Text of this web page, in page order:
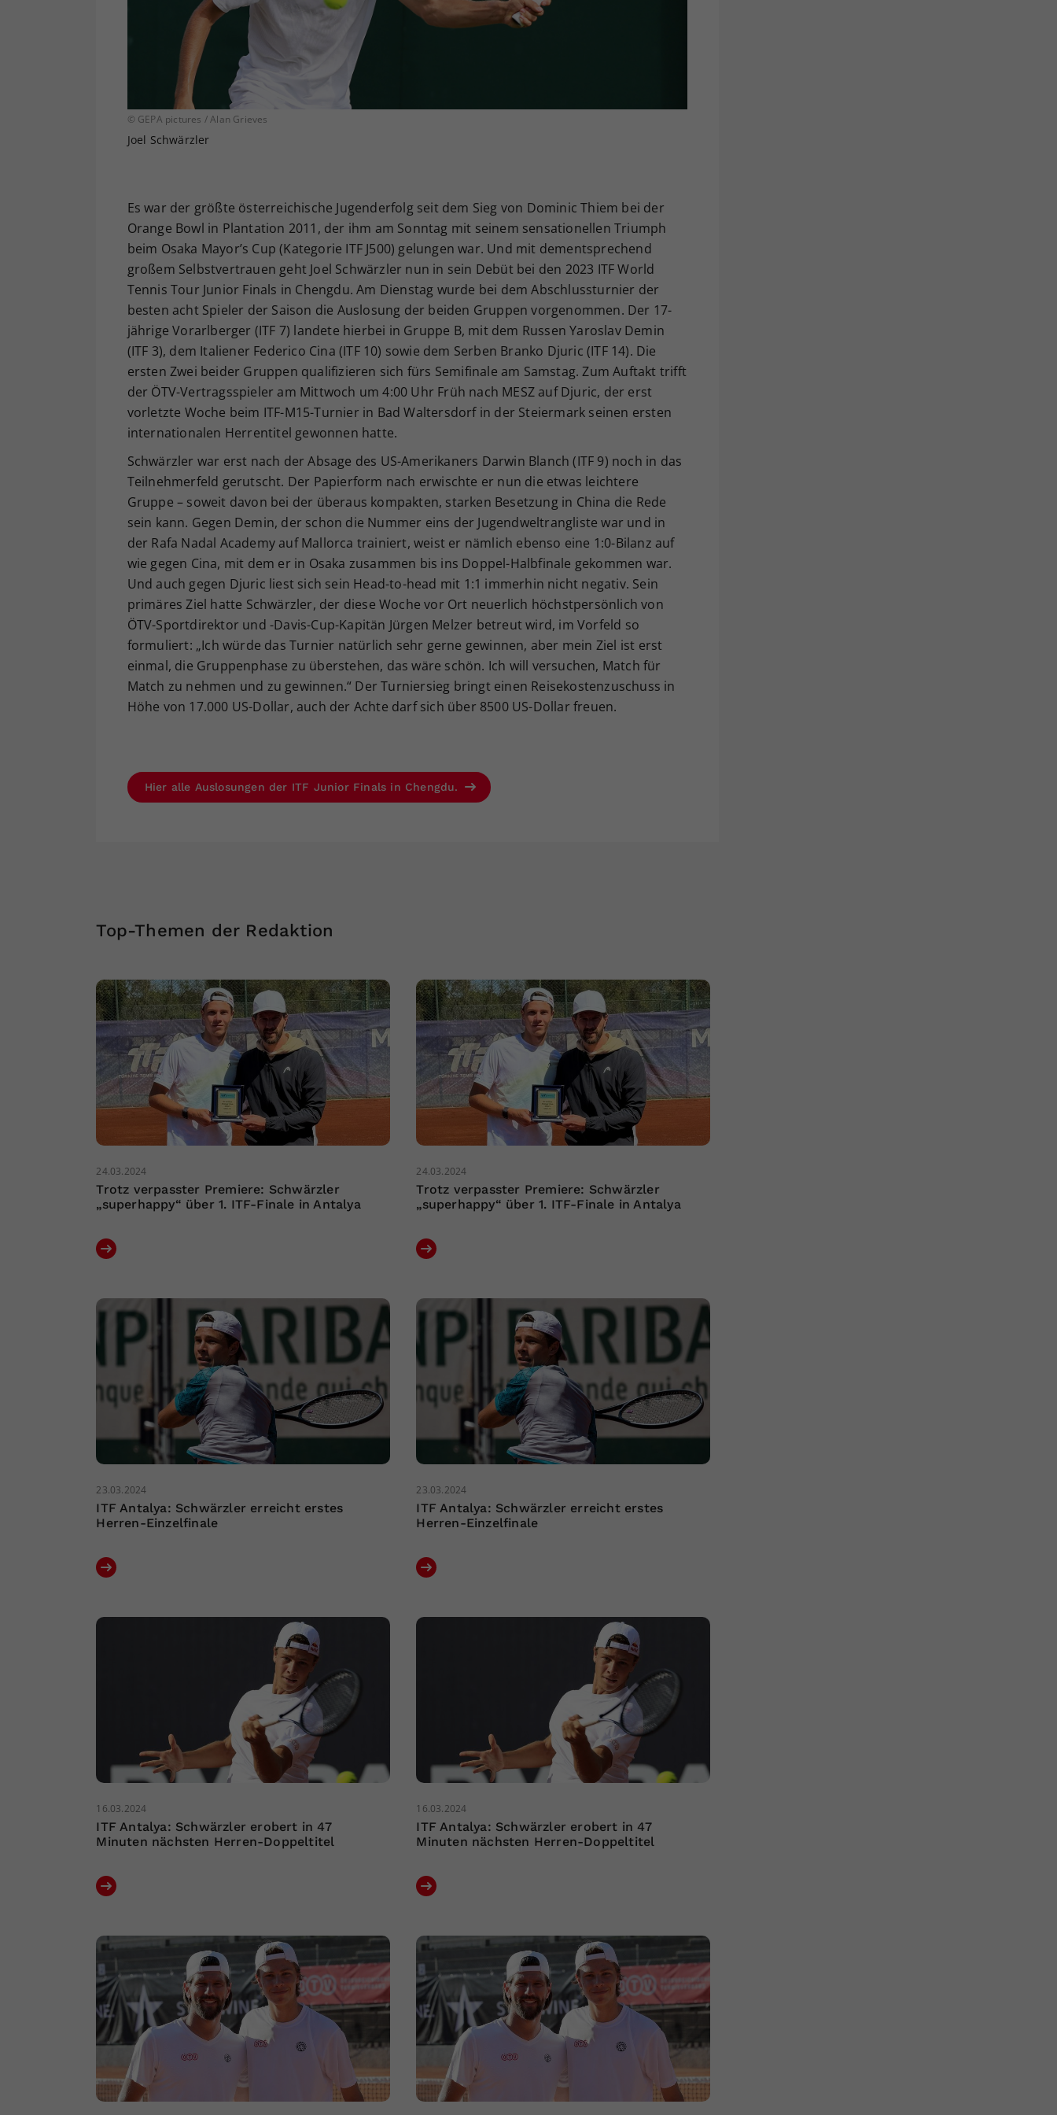
© GEPA pictures / Alan Grieves
Joel Schwärzler
Es war der größte österreichische Jugenderfolg seit dem Sieg von Dominic Thiem bei der
Orange Bowl in Plantation 2011, der ihm am Sonntag mit seinem sensationellen Triumph
beim Osaka Mayor’s Cup (Kategorie ITF J500) gelungen war. Und mit dementsprechend
großem Selbstvertrauen geht Joel Schwärzler nun in sein Debüt bei den 2023 ITF World
Tennis Tour Junior Finals in Chengdu. Am Dienstag wurde bei dem Abschlussturnier der
besten acht Spieler der Saison die Auslosung der beiden Gruppen vorgenommen. Der 17-
jährige Vorarlberger (ITF 7) landete hierbei in Gruppe B, mit dem Russen Yaroslav Demin
(ITF 3), dem Italiener Federico Cina (ITF 10) sowie dem Serben Branko Djuric (ITF 14). Die
ersten Zwei beider Gruppen qualifizieren sich fürs Semifinale am Samstag. Zum Auftakt trifft
der ÖTV-Vertragsspieler am Mittwoch um 4:00 Uhr Früh nach MESZ auf Djuric, der erst
vorletzte Woche beim ITF-M15-Turnier in Bad Waltersdorf in der Steiermark seinen ersten
internationalen Herrentitel gewonnen hatte.
Schwärzler war erst nach der Absage des US-Amerikaners Darwin Blanch (ITF 9) noch in das
Teilnehmerfeld gerutscht. Der Papierform nach erwischte er nun die etwas leichtere
Gruppe – soweit davon bei der überaus kompakten, starken Besetzung in China die Rede
sein kann. Gegen Demin, der schon die Nummer eins der Jugendweltrangliste war und in
der Rafa Nadal Academy auf Mallorca trainiert, weist er nämlich ebenso eine 1:0-Bilanz auf
wie gegen Cina, mit dem er in Osaka zusammen bis ins Doppel-Halbfinale gekommen war.
Und auch gegen Djuric liest sich sein Head-to-head mit 1:1 immerhin nicht negativ. Sein
primäres Ziel hatte Schwärzler, der diese Woche vor Ort neuerlich höchstpersönlich von
ÖTV-Sportdirektor und -Davis-Cup-Kapitän Jürgen Melzer betreut wird, im Vorfeld so
formuliert: „Ich würde das Turnier natürlich sehr gerne gewinnen, aber mein Ziel ist erst
einmal, die Gruppenphase zu überstehen, das wäre schön. Ich will versuchen, Match für
Match zu nehmen und zu gewinnen.“ Der Turniersieg bringt einen Reisekostenzuschuss in
Höhe von 17.000 US-Dollar, auch der Achte darf sich über 8500 US-Dollar freuen.
Hier alle Auslosungen der ITF Junior Finals in Chengdu.
Top-Themen der Redaktion
24.03.2024
Trotz verpasster Premiere: Schwärzler
„superhappy“ über 1. ITF-Finale in Antalya
24.03.2024
Trotz verpasster Premiere: Schwärzler
„superhappy“ über 1. ITF-Finale in Antalya
23.03.2024
ITF Antalya: Schwärzler erreicht erstes
Herren-Einzelfinale
23.03.2024
ITF Antalya: Schwärzler erreicht erstes
Herren-Einzelfinale
16.03.2024
ITF Antalya: Schwärzler erobert in 47
Minuten nächsten Herren-Doppeltitel
16.03.2024
ITF Antalya: Schwärzler erobert in 47
Minuten nächsten Herren-Doppeltitel
Ihrer vorgenommen Einstellungen, falls der